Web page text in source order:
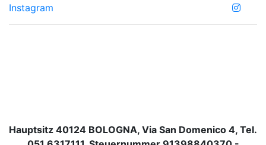
Instagram
Hauptsitz 40124 BOLOGNA, Via San Domenico 4, Tel.